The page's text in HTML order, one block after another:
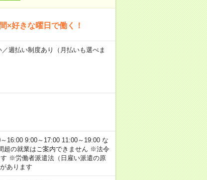
×好きな曜日で働く！
週払い制度あり（月払いも選べま
16:00 9:00～17:00 11:00～19:00 な
超の就業はご案内できません ※法令
※労働者派遣法（日雇い派遣の原
あります